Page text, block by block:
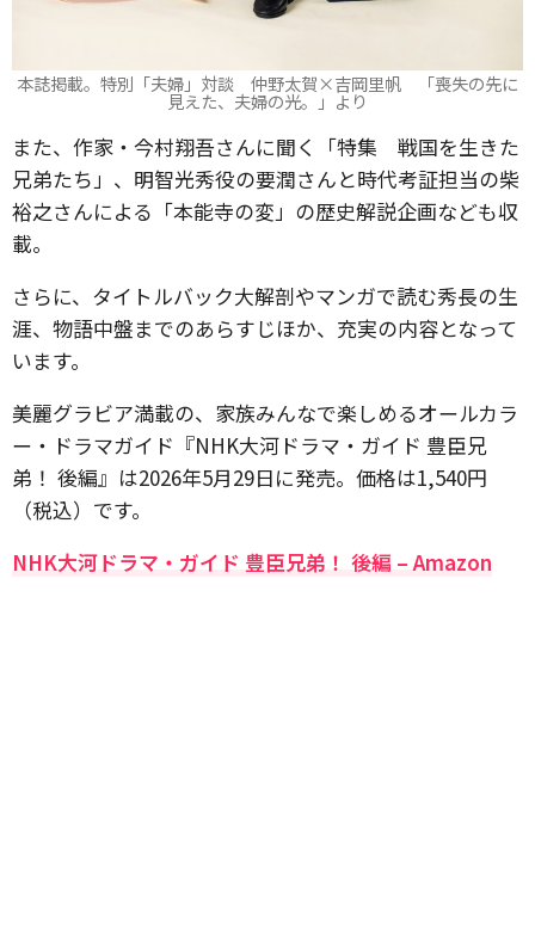
本誌掲載。特別「夫婦」対談 仲野太賀×吉岡里帆 「喪失の先に
見えた、夫婦の光。」より
また、作家・今村翔吾さんに聞く「特集 戦国を生きた
兄弟たち」、明智光秀役の要潤さんと時代考証担当の柴
裕之さんによる「本能寺の変」の歴史解説企画なども収
載。
さらに、タイトルバック大解剖やマンガで読む秀長の生
涯、物語中盤までのあらすじほか、充実の内容となって
います。
美麗グラビア満載の、家族みんなで楽しめるオールカラ
ー・ドラマガイド『NHK大河ドラマ・ガイド 豊臣兄
弟！ 後編』は2026年5月29日に発売。価格は1,540円
（税込）です。
NHK大河ドラマ・ガイド 豊臣兄弟！ 後編 – Amazon